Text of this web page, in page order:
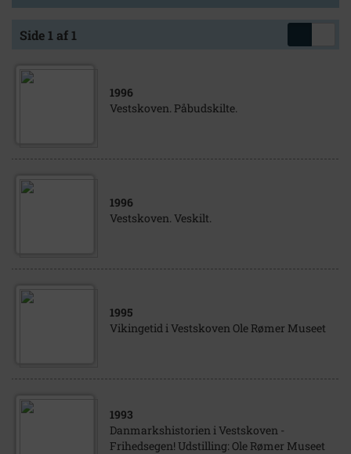
Side 1 af 1
1996
Vestskoven. Påbudskilte.
1996
Vestskoven. Veskilt.
1995
Vikingetid i Vestskoven Ole Rømer Museet
1993
Danmarkshistorien i Vestskoven -
Frihedsegen! Udstilling: Ole Rømer Museet